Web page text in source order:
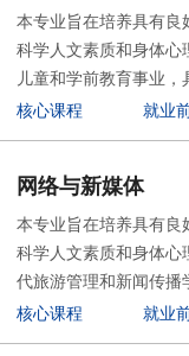
听力、英语语法、英语
语视听说、英语国家社
汉语、英汉/汉英翻译
赏、报刊英语文章选读
本专业旨在培养具有良
科学人文素质和身体心
儿童和学前教育事业，
专业知识和专业技能，
以及其他幼教机构的应
核心课程 就业
网络与新媒体
本专业旨在培养具有良
科学人文素质和身体心
代旅游管理和新闻传播
知识和基本技能，可在
核心课程 就业